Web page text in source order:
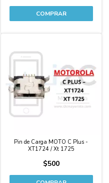
Pin de Carga MOTO C Plus -
XT1724 / Xt 1725
$500